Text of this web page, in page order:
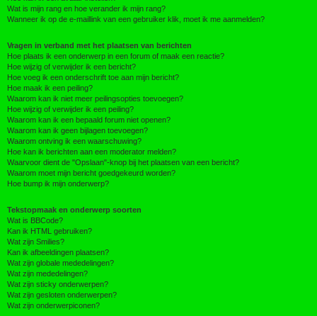
Wat is mijn rang en hoe verander ik mijn rang?
Wanneer ik op de e-maillink van een gebruiker klik, moet ik me aanmelden?
Vragen in verband met het plaatsen van berichten
Hoe plaats ik een onderwerp in een forum of maak een reactie?
Hoe wijzig of verwijder ik een bericht?
Hoe voeg ik een onderschrift toe aan mijn bericht?
Hoe maak ik een peiling?
Waarom kan ik niet meer peilingsopties toevoegen?
Hoe wijzig of verwijder ik een peiling?
Waarom kan ik een bepaald forum niet openen?
Waarom kan ik geen bijlagen toevoegen?
Waarom ontving ik een waarschuwing?
Hoe kan ik berichten aan een moderator melden?
Waarvoor dient de "Opslaan"-knop bij het plaatsen van een bericht?
Waarom moet mijn bericht goedgekeurd worden?
Hoe bump ik mijn onderwerp?
Tekstopmaak en onderwerp soorten
Wat is BBCode?
Kan ik HTML gebruiken?
Wat zijn Smilies?
Kan ik afbeeldingen plaatsen?
Wat zijn globale mededelingen?
Wat zijn mededelingen?
Wat zijn sticky onderwerpen?
Wat zijn gesloten onderwerpen?
Wat zijn onderwerpiconen?